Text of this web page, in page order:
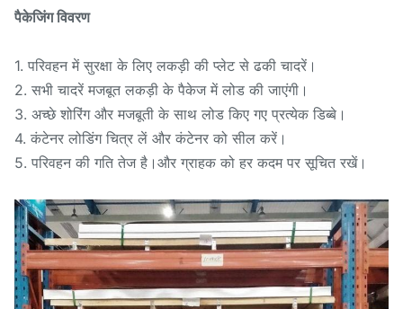
पैकेजिंग विवरण
1. परिवहन में सुरक्षा के लिए लकड़ी की प्लेट से ढकी चादरें।
2. सभी चादरें मजबूत लकड़ी के पैकेज में लोड की जाएंगी।
3. अच्छे शोरिंग और मजबूती के साथ लोड किए गए प्रत्येक डिब्बे।
4. कंटेनर लोडिंग चित्र लें और कंटेनर को सील करें।
5. परिवहन की गति तेज है।और ग्राहक को हर कदम पर सूचित रखें।